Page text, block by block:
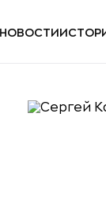
НОВОСТИ